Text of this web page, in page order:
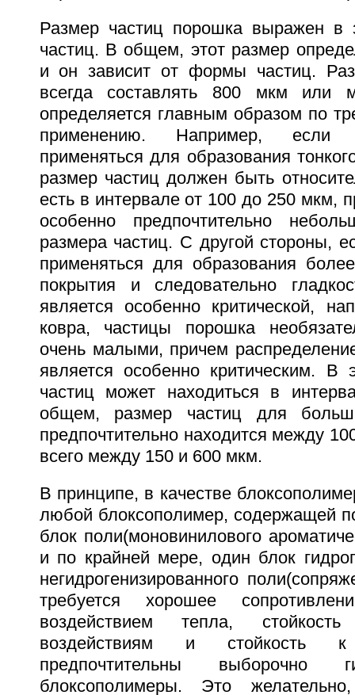
Размер частиц порошка выражен в
частиц. В общем, этот размер
и он зависит от формы частиц.
всегда составлять 800 мкм или
определяется главным образом по
применению. Например, если
применяться для образования
размер частиц должен быть
есть в интервале от 100 до 250 мкм,
особенно предпочтительно
размера частиц. С другой стороны,
применяться для образования
покрытия и следовательно
является особенно критической,
ковра, частицы порошка
очень малыми, причем
является особенно критическим. В
частиц может находиться в
общем, размер частиц для
предпочтительно находится между
всего между 150 и 600 мкм.
В принципе, в качестве
любой блоксополимер, содержащей
блок поли(моновинилового
и по крайней мере, один блок
негидрогенизированного
требуется хорошее
воздействием тепла,
воздействиям и стойкость
предпочтительны выборочно
блоксополимеры. Это